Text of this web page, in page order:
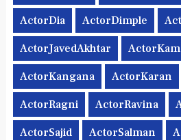
ActorDia ActorDimple
ActorJavedAkhtar
ActorKangana ActorKaran
ActorRagni ActorRavina
ActorSajid ActorSalman